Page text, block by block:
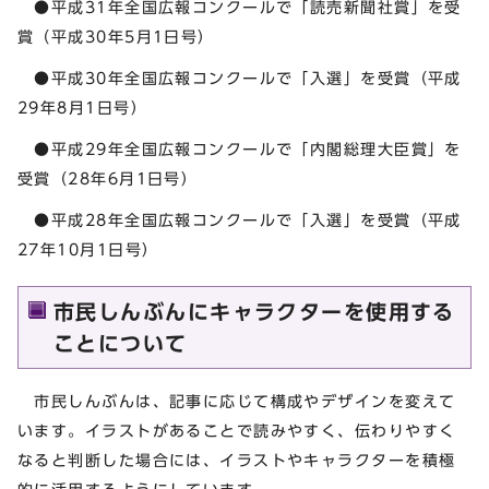
●平成31年全国広報コンクールで「読売新聞社賞」を受
賞（平成30年5月1日号）
●平成30年全国広報コンクールで「入選」を受賞（平成
29年8月1日号）
●平成29年全国広報コンクールで「内閣総理大臣賞」を
受賞（28年6月1日号）
●平成28年全国広報コンクールで「入選」を受賞（平成
27年10月1日号）
市民しんぶんにキャラクターを使用する
ことについて
市民しんぶんは、記事に応じて構成やデザインを変えて
います。イラストがあることで読みやすく、伝わりやすく
なると判断した場合には、イラストやキャラクターを積極